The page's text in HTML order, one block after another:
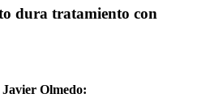
dura tratamiento con
Olmedo: